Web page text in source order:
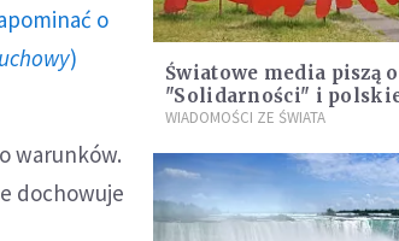
o
)
warunków.
dochowuje
Światowe media piszą
"Solidarności" i
do wolności
WIADOMOŚCI ZE ŚWIATA